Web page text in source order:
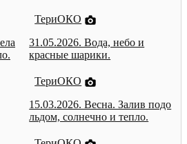
ТериОКО
31.05.2026. Вода, небо и
красные шарики.
ТериОКО
15.03.2026. Весна. Залив подо
льдом, солнечно и тепло.